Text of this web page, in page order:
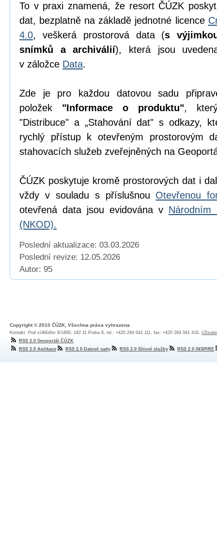
To v praxi znamená, že resort ČÚZK
dat, bezplatně na základě jednotné licence
4.0, veškerá prostorová data (s
snímků a archiválií), která jsou
v záložce Data.
Zde je pro každou datovou sadu
položek "Informace o produktu",
"Distribuce" a „Stahování dat" s odkazy,
rychlý přístup k otevřeným prostorovým
stahovacích služeb zveřejněných na
ČÚZK poskytuje kromě prostorových dat i
vždy v souladu s příslušnou Otevřenou
otevřená data jsou evidována v Národním
(NKOD).
Poslední aktualizace: 03.03.2026
Poslední revize: 12.05.2026
Autor: 95
Copyright © 2010 ČÚZK, Všechna práva vyhrazena
Kontakt: Pod sídlištěm 9/1800, 182 11 Praha 8, tel.: +420 284 041 111, fax: +420 284 041 416,
RSS 2.0 Geoportál ČÚZK
RSS 2.0 Aplikace
RSS 2.0 Datové sady RSS 2.0 Síťové služby RSS 2.0 INSPIRE